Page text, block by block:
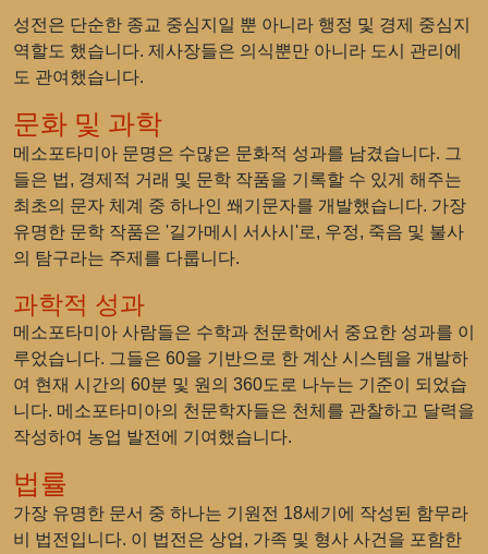
성전은 단순한 종교 중심지일 뿐 아니라 행정 및 경제 중심지
역할도 했습니다. 제사장들은 의식뿐만 아니라 도시 관리에
도 관여했습니다.
문화 및 과학
메소포타미아 문명은 수많은 문화적 성과를 남겼습니다. 그
들은 법, 경제적 거래 및 문학 작품을 기록할 수 있게 해주는
최초의 문자 체계 중 하나인 쐐기문자를 개발했습니다. 가장
유명한 문학 작품은 '길가메시 서사시'로, 우정, 죽음 및 불사
의 탐구라는 주제를 다룹니다.
과학적 성과
메소포타미아 사람들은 수학과 천문학에서 중요한 성과를 이
루었습니다. 그들은 60을 기반으로 한 계산 시스템을 개발하
여 현재 시간의 60분 및 원의 360도로 나누는 기준이 되었습
니다. 메소포타미아의 천문학자들은 천체를 관찰하고 달력을
작성하여 농업 발전에 기여했습니다.
법률
가장 유명한 문서 중 하나는 기원전 18세기에 작성된 함무라
비 법전입니다. 이 법전은 상업, 가족 및 형사 사건을 포함한